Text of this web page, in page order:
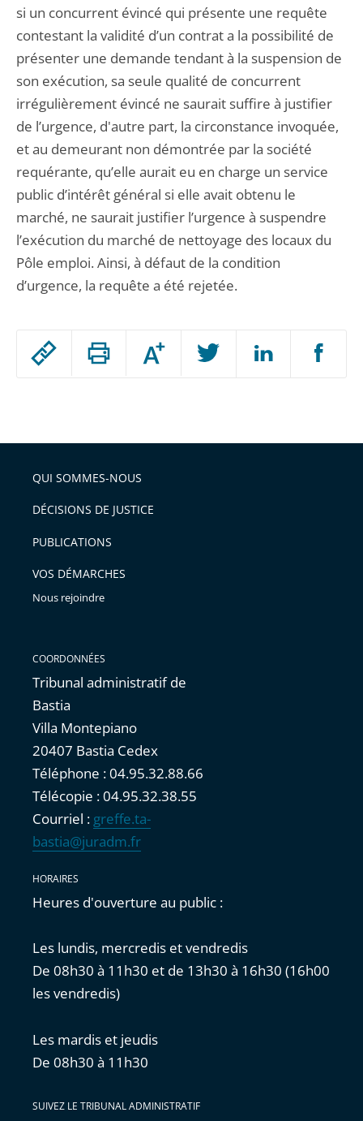
Passer
arriver
après
Augmenter
ou
l'article
pour
avant
si un concurrent évincé qui présente une requête
contestant la validité d’un contrat a la possibilité de
présenter une demande tendant à la suspension de
son exécution, sa seule qualité de concurrent
irrégulièrement évincé ne saurait suffire à justifier
de l’urgence, d'autre part, la circonstance invoquée,
et au demeurant non démontrée par la société
requérante, qu’elle aurait eu en charge un service
public d’intérêt général si elle avait obtenu le
marché, ne saurait justifier l’urgence à suspendre
l’exécution du marché de nettoyage des locaux du
Pôle emploi. Ainsi, à défaut de la condition
d’urgence, la requête a été rejetée.
QUI SOMMES-NOUS
DÉCISIONS DE JUSTICE
PUBLICATIONS
VOS DÉMARCHES
Nous rejoindre
COORDONNÉES
Tribunal administratif de
Bastia
Villa Montepiano
20407 Bastia Cedex
Téléphone : 04.95.32.88.66
Télécopie : 04.95.32.38.55
Courriel : greffe.ta-
bastia@juradm.fr
HORAIRES
Heures d'ouverture au public :
Les lundis, mercredis et vendredis
De 08h30 à 11h30 et de 13h30 à 16h30 (16h00
les vendredis)
Les mardis et jeudis
De 08h30 à 11h30
SUIVEZ LE TRIBUNAL ADMINISTRATIF